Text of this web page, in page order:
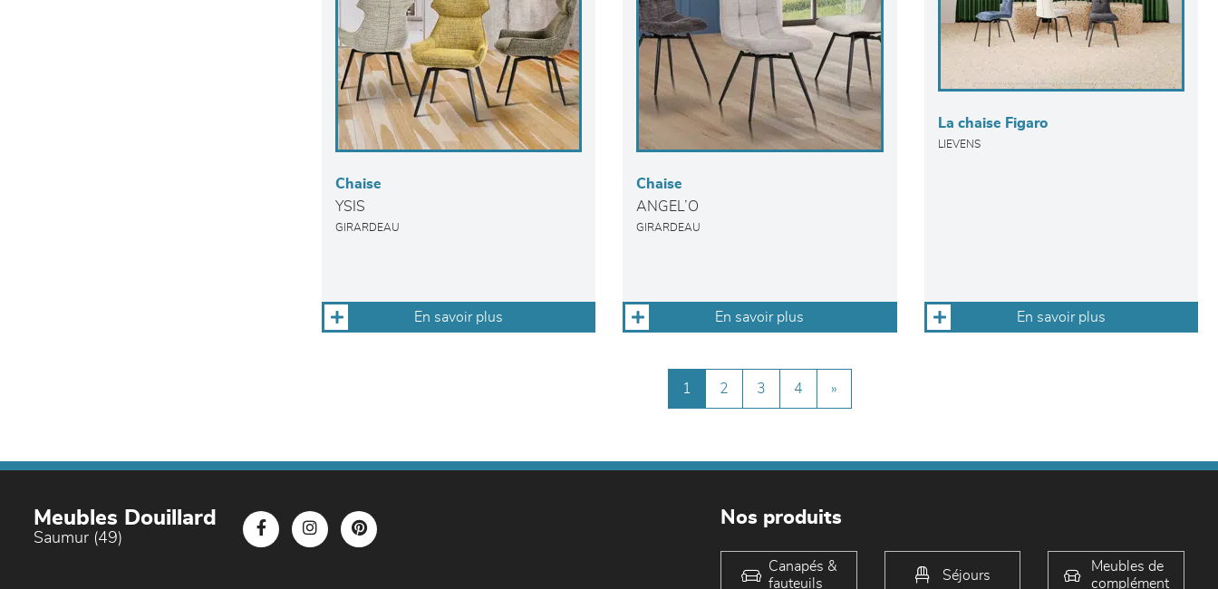
Chaise
YSIS
GIRARDEAU
En savoir plus
Chaise
ANGEL’O
GIRARDEAU
En savoir plus
La chaise Figaro
LIEVENS
En savoir plus
1 2 3 4 »
Meubles Douillard
Saumur (49)
Nos produits
Canapés &
fauteuils
Séjours
Meubles de
complément